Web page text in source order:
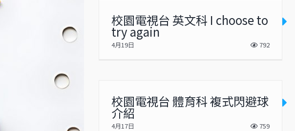
校園電視台 英文科 I choose to
try again
4月19日 792
校園電視台 體育科 複式閃避球
介紹
4月17日 759